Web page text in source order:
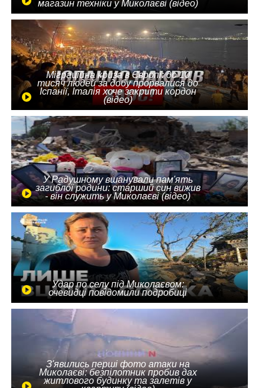
магазин техніки у Миколаєві (відео)
Міграційна криза в Європі: до 10
тисяч людей за добу прорвалися до
Іспанії, Італія хоче закрити кордон
(відео)
У Радушному вшанували пам'ять
загиблої родини: старший син вижив
- він служить у Миколаєві (відео)
Удар по селу під Миколаєвом:
очевидці повідомили подробиці
З'явились перші фото атаки на
Миколаєві: безпілотник пробив дах
житлового будинку та залетів у